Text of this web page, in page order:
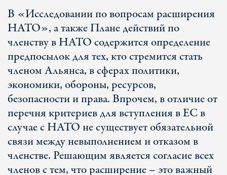
В «Исследовании по вопросам расширения
НАТО», а также Плане действий по
членству в НАТО содержится определение
предпосылок для тех, кто стремится стать
членом Альянса, в сферах политики,
экономики, обороны, ресурсов,
безопасности и права. Впрочем, в отличие от
перечня критериев для вступления в ЕС в
случае с НАТО не существует обязательной
связи между невыполнением и отказом в
членстве. Решающим является согласие всех
членов с тем, что расширение – это важный